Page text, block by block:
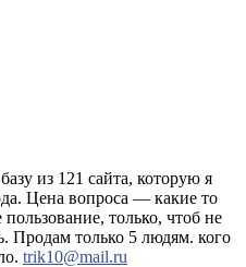
из 121 сайта, которую я
Цена вопроса — какие то
только, чтоб не
Продам только 5 людям. кого
trik10@mail.ru